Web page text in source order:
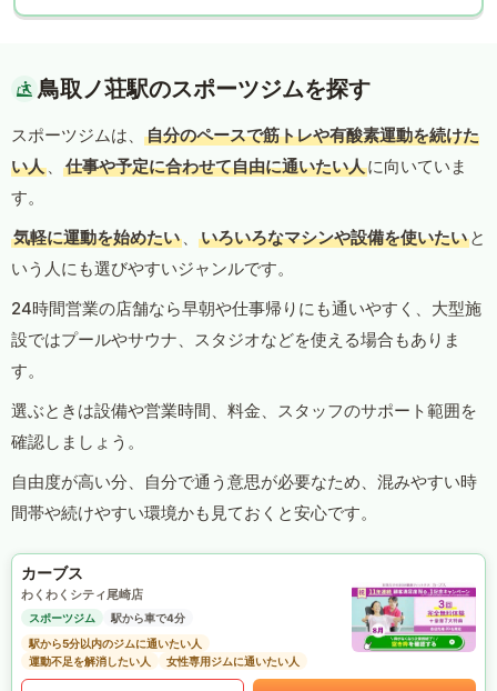
鳥取ノ荘駅のスポーツジムを探す
スポーツジムは、
自分のペースで筋トレや有酸素運動を続けた
い人 、 仕事や予定に合わせて自由に通いたい人に向いていま
す。
気軽に運動を始めたい 、 いろいろなマシンや設備を使いたい と
いう人にも選びやすいジャンルです。
24時間営業の店舗なら早朝や仕事帰りにも通いやすく、大型施
設ではプールやサウナ、スタジオなどを使える場合もありま
す。
選ぶときは設備や営業時間、料金、スタッフのサポート範囲を
確認しましょう。
自由度が高い分、自分で通う意思が必要なため、混みやすい時
間帯や続けやすい環境かも見ておくと安心です。
カーブス
わくわくシティ尾崎店
スポーツジム
駅から車で4分
駅から5分以内のジムに通いたい人
運動不足を解消したい人
女性専用ジムに通いたい人